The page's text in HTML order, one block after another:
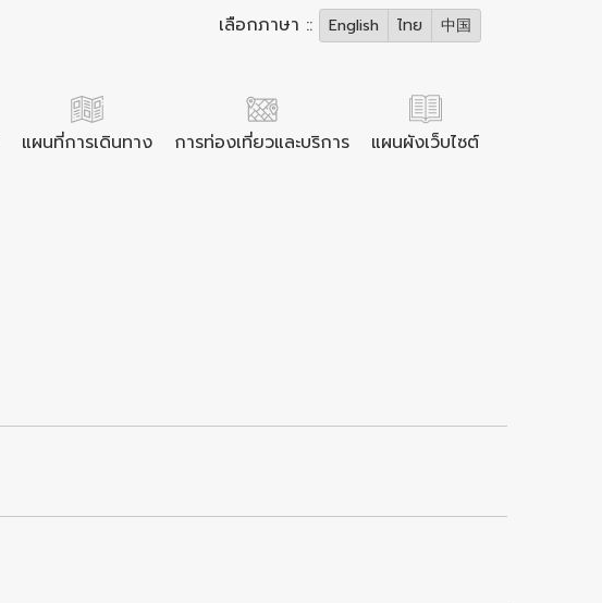
เลือกภาษา :: English ไทย 中国
แผนที่การเดินทาง การท่องเที่ยวและบริการ แผนผังเว็บไซต์